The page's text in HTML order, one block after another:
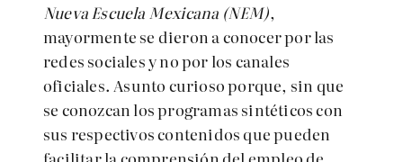
Nueva Escuela Mexicana (NEM),
mayormente se dieron a conocer por las
redes sociales y no por los canales
oficiales. Asunto curioso porque, sin que
se conozcan los programas sintéticos con
sus respectivos contenidos que pueden